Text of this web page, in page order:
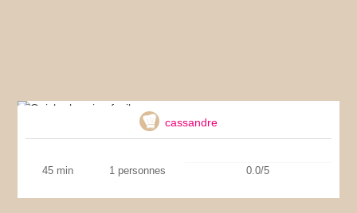
cassandre
45 min 1 personnes 0.0/5